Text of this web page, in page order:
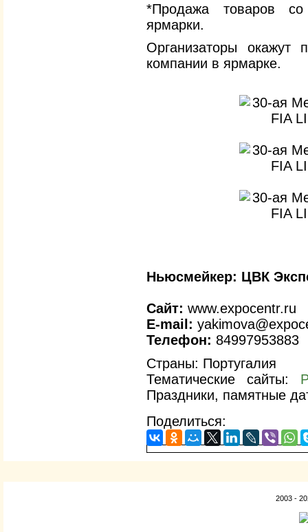
*Продажа товаров со
ярмарки.
Организаторы окажут
компании в ярмарке.
Ньюсмейкер: ЦВК
Сайт: www.expocentr.ru
E-mail:
Телефон: 84997953883
Страны: Португалия
Тематические сайты:
Праздники, памятные
Поделиться:
2003 -